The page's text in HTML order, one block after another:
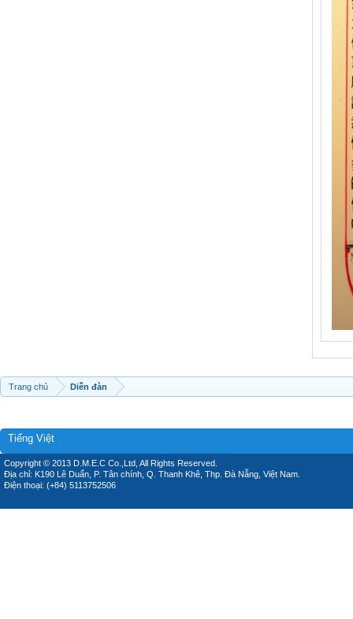
Trang chủ Diễn đàn
Tiếng Việt
Copyright © 2013 D.M.E.C Co.,Ltd, All Rights Reserved.
Địa chỉ: K190 Lê Duẩn, P. Tân chính, Q. Thanh Khê, Thp. Đà Nẵng, Việt Nam.
Điện thoại: (+84) 5113752506